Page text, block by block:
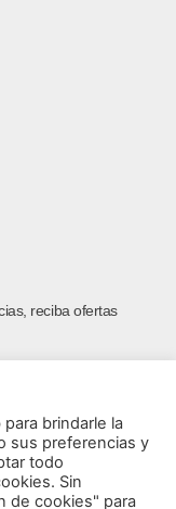
reciba ofertas
brindarle la
sus preferencias y
todo
Sin
de cookies" para